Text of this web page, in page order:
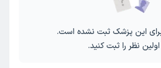
این پزشک ثبت نشده است.
نظر را ثبت کنید.